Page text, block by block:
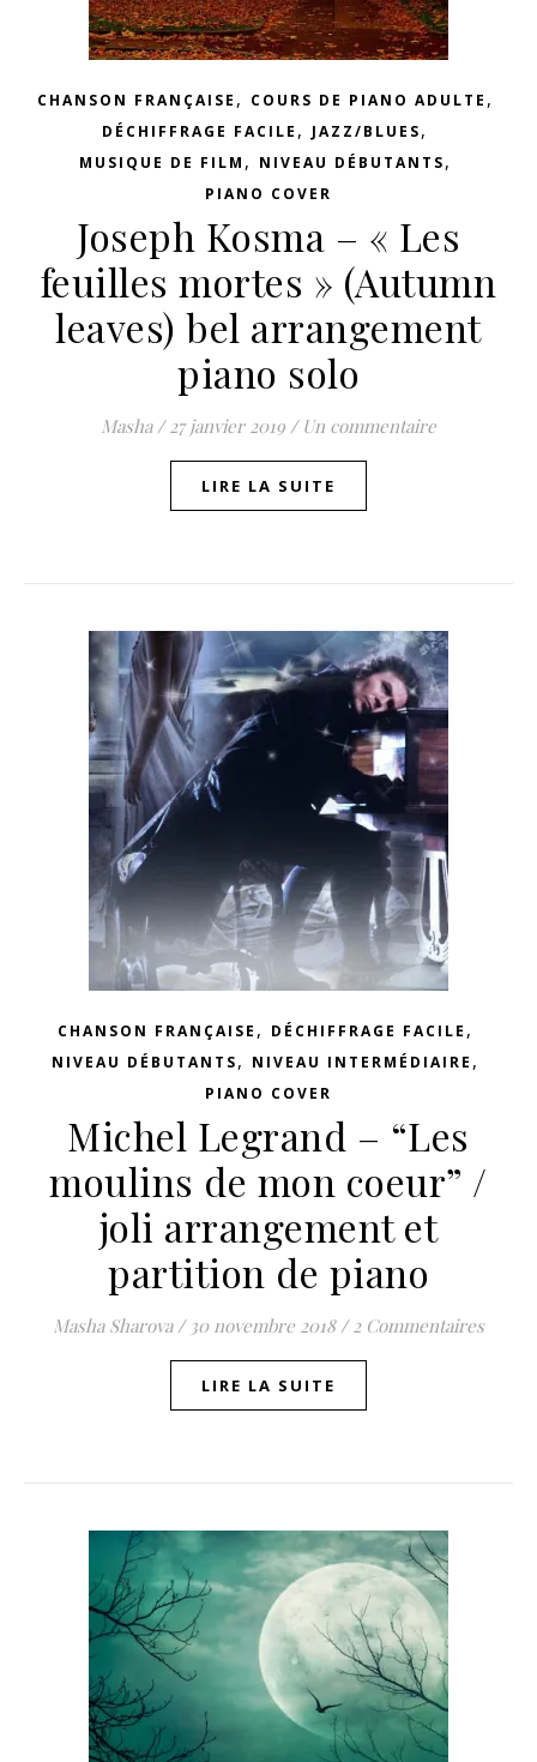
CHANSON FRANÇAISE , COURS DE PIANO ADULTE ,
DÉCHIFFRAGE FACILE , JAZZ/BLUES,
MUSIQUE DE FILM , NIVEAU DÉBUTANTS,
PIANO COVER
Joseph Kosma – « Les
feuilles mortes » (Autumn
leaves) bel arrangement
piano solo
Masha / 27 janvier 2019 / Un commentaire
LIRE LA SUITE
CHANSON FRANÇAISE , DÉCHIFFRAGE FACILE ,
NIVEAU DÉBUTANTS, NIVEAU INTERMÉDIAIRE ,
PIANO COVER
Michel Legrand – “Les
moulins de mon coeur” /
joli arrangement et
partition de piano
Masha Sharova / 30 novembre 2018 / 2 Commentaires
LIRE LA SUITE